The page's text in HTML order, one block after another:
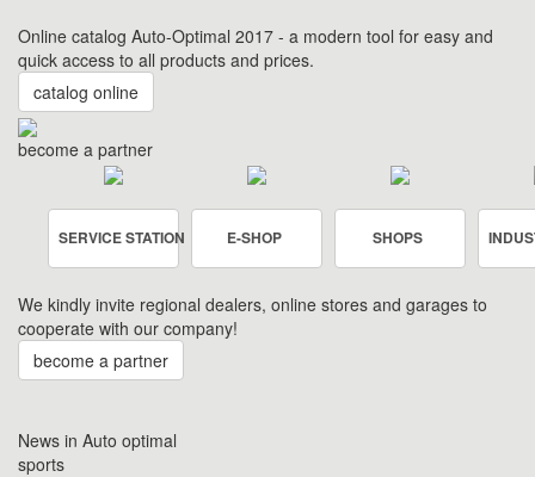
Online catalog Auto-Optimal 2017 - a modern tool for easy and
quick access to all products and prices.
catalog online
become a partner
SERVICE STATION E-SHOP SHOPS
We kindly invite regional dealers, online stores and garages to
cooperate with our company!
become a partner
News in Auto optimal
sports